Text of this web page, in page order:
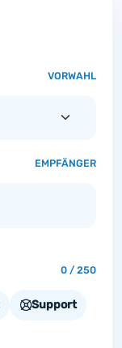
VORWAHL
EMPFÄNGER
0 / 250
Support